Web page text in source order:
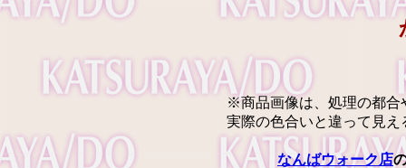
※商品画像は、処理の都合
実際の色合いと違って見
なんばウォーク店